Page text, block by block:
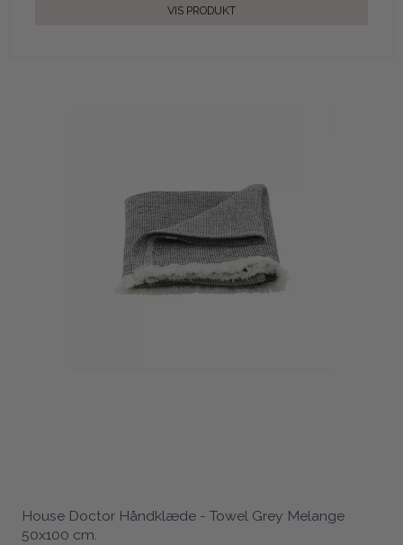
VIS PRODUKT
House Doctor Håndklæde - Towel Grey Melange
50x100 cm.